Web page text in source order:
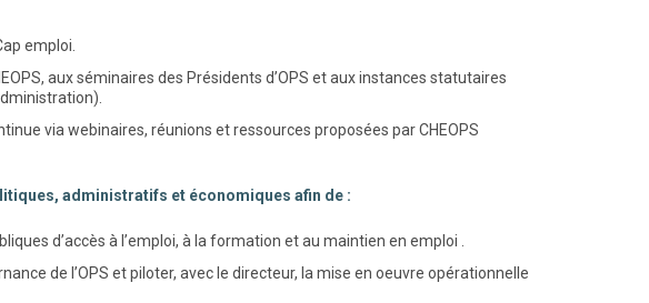
emploi.
aux séminaires des Présidents d’OPS et aux instances statutaires
via webinaires, réunions et ressources proposées par CHEOPS
administratifs et économiques afin de :
d’accès à l’emploi, à la formation et au maintien en emploi .
de l’OPS et piloter, avec le directeur, la mise en oeuvre opérationnelle